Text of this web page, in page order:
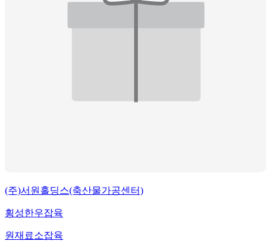
(주)서원홀딩스(축산물가공센터)
횡성한우잡육
원재료소잡육